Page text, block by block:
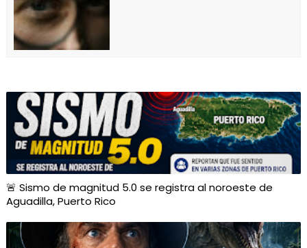
🚨 Sismo de magnitud 5.0 se registra al noroeste de
Aguadilla, Puerto Rico